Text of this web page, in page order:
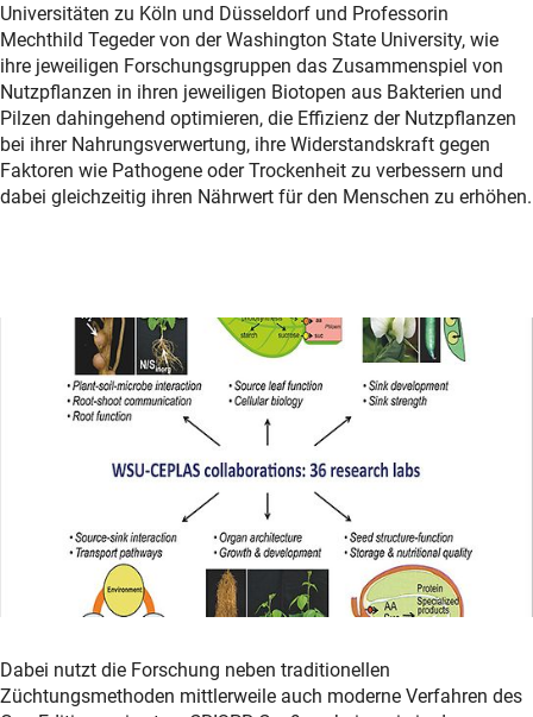
Universitäten zu Köln und Düsseldorf und Professorin
Mechthild Tegeder von der Washington State University, wie
ihre jeweiligen Forschungsgruppen das Zusammenspiel von
Nutzpflanzen in ihren jeweiligen Biotopen aus Bakterien und
Pilzen dahingehend optimieren, die Effizienz der Nutzpflanzen
bei ihrer Nahrungsverwertung, ihre Widerstandskraft gegen
Faktoren wie Pathogene oder Trockenheit zu verbessern und
dabei gleichzeitig ihren Nährwert für den Menschen zu erhöhen.
Dabei nutzt die Forschung neben traditionellen
Züchtungsmethoden mittlerweile auch moderne Verfahren des